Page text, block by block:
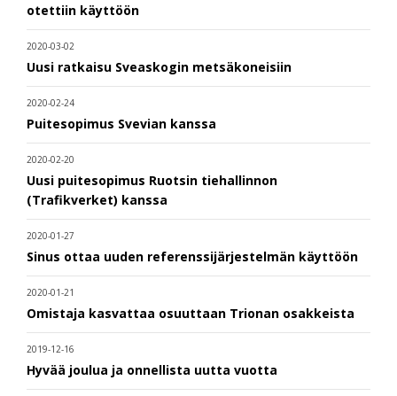
otettiin käyttöön
2020-03-02
Uusi ratkaisu Sveaskogin metsäkoneisiin
2020-02-24
Puitesopimus Svevian kanssa
2020-02-20
Uusi puitesopimus Ruotsin tiehallinnon
(Trafikverket) kanssa
2020-01-27
Sinus ottaa uuden referenssijärjestelmän käyttöön
2020-01-21
Omistaja kasvattaa osuuttaan Trionan osakkeista
2019-12-16
Hyvää joulua ja onnellista uutta vuotta